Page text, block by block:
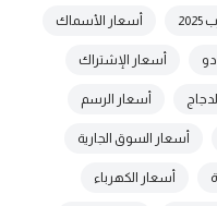
أسعار الأسماك
أسعار الإشتراك
أسعار الرسم
أسعار السوق الجارية
أسعار الكهرباء